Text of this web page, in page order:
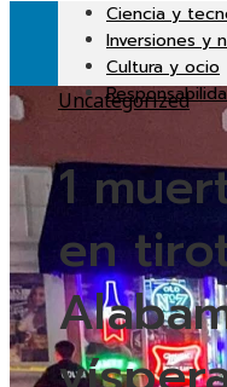
Ciencia y
Inversiones y
Cultura y ocio
Uncategorized
1
en